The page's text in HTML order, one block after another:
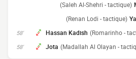
(Saleh Al-Shehri - tactique)
(Renan Lodi - tactique)
58' Hassan Kadish (Romarinho -
58' Jota (Madallah Al Olayan -